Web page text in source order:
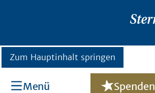
Zum Hauptinhalt springen
Menü Spenden